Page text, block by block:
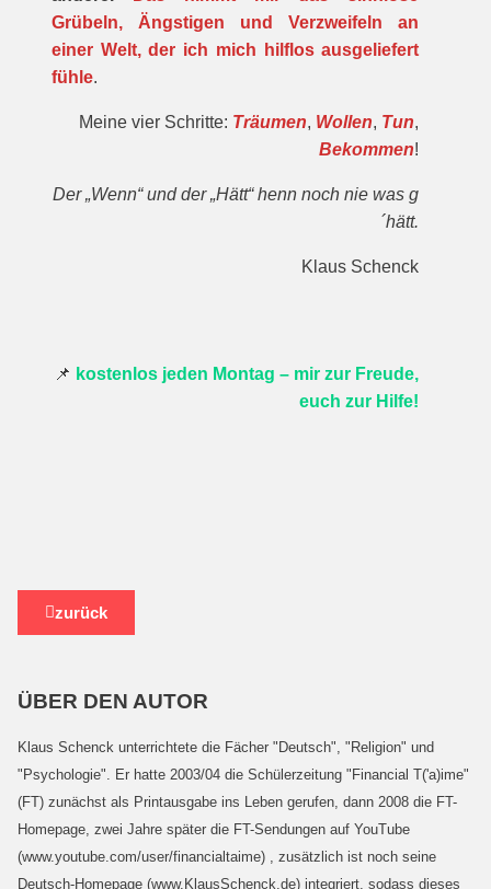
Grübeln, Ängstigen und Verzweifeln an
einer Welt, der ich mich hilflos ausgeliefert
fühle.
Meine vier Schritte: Träumen, Wollen, Tun,
Bekommen!
Der „Wenn“ und der „Hätt“ henn noch nie was g
´hätt.
Klaus Schenck
📌 kostenlos jeden Montag – mir zur Freude,
euch zur Hilfe!
zurück
ÜBER DEN AUTOR
Klaus Schenck unterrichtete die Fächer "Deutsch", "Religion" und
"Psychologie". Er hatte 2003/04 die Schülerzeitung "Financial T('a)ime"
(FT) zunächst als Printausgabe ins Leben gerufen, dann 2008 die FT-
Homepage, zwei Jahre später die FT-Sendungen auf YouTube
(www.youtube.com/user/financialtaime) , zusätzlich ist noch seine
Deutsch-Homepage (www.KlausSchenck.de) integriert, sodass dieses